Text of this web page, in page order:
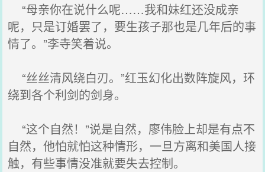
“母亲你在说什么呢……我和妹红还没成亲
呢，只是订婚罢了，要生孩子那也是几年后的事
情了。”李寺笑着说。
“丝丝清风绕白刃。”红玉幻化出数阵旋风，环
绕到各个利剑的剑身。
“这个自然！”说是自然，廖伟脸上却是有点不
自然，他怕就怕这种情形，一旦方离和美国人接
触，有些事情没准就要失去控制。